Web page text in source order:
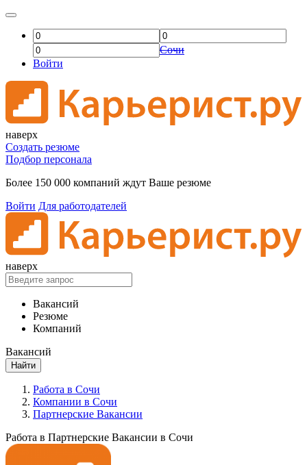
Сочи
Войти
наверх
Создать резюме
Подбор персонала
Более 150 000 компаний ждут Ваше резюме
Войти Для работодателей
наверх
Вакансий
Резюме
Компаний
Вакансий
Найти
Работа в Сочи
Компании в Сочи
Партнерские Вакансии
Работа в Партнерские Вакансии в Сочи